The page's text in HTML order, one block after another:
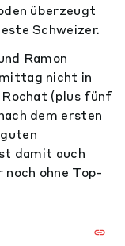
überzeugt
Schweizer.
Ramon
nicht in
(plus fünf
dem ersten
damit auch
ohne Top-